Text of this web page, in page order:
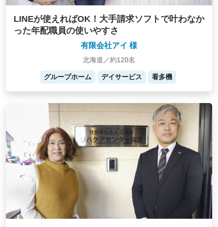
LINEが使えればOK！大手請求ソフトで叶わなか
った年配職員の使いやすさ
有限会社アイ 様
北海道／約120名
グループホーム デイサービス 看多機